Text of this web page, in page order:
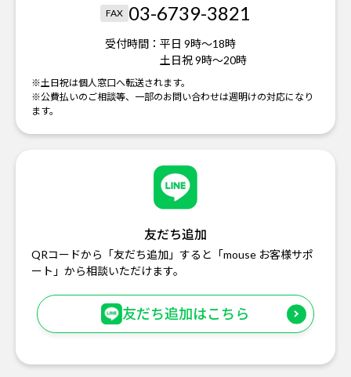
FAX 03-6739-3821
受付時間： 平日 9時～18時
土日祝 9時～20時
※土日祝は個人窓口へ転送されます。
※公費払いのご相談等、一部のお問い合わせは週明けの対応になり
ます。
友だち追加
QRコードから「友だち追加」すると「mouse お客様サポ
ート」から相談いただけます。
友だち追加はこちら